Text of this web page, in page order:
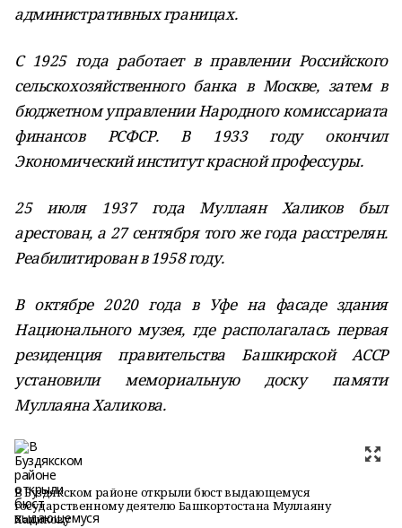
административных границах.
С 1925 года работает в правлении Российского
сельскохозяйственного банка в Москве, затем в
бюджетном управлении Народного комиссариата
финансов РСФСР. В 1933 году окончил
Экономический институт красной профессуры.
25 июля 1937 года Муллаян Халиков был
арестован, а 27 сентября того же года расстрелян.
Реабилитирован в 1958 году.
В октябре 2020 года в Уфе на фасаде здания
Национального музея, где располагалась первая
резиденция правительства Башкирской АССР
установили мемориальную доску памяти
Муллаяна Халикова.
В Буздякском районе открыли бюст выдающемуся
государственному деятелю Башкортостана Муллаяну
Халикову